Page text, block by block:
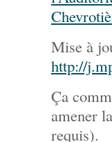
Mise à
http://
Ça
amener
requis).